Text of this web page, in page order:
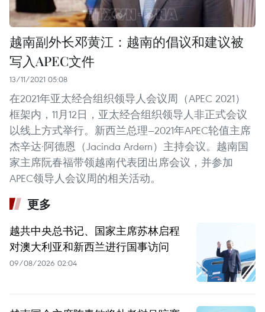
越南副外长邓黄江：越南的倡议和建议被
写入APEC文件
13/11/2021 05:08
在2021年亚太经合组织领导人会议周（APEC 2021）
框架内，11月12日，亚太经合组织领导人非正式会议
以线上方式举行。新西兰总理—2021年APEC轮值主席
杰辛达·阿德恩（Jacinda Ardern）主持会议。越南国
家主席阮春福带领越南代表团出席会议，并参加
APEC领导人会议周的相关活动。
更多
越共中央总书记、国家主席苏林启程
对澳大利亚和新西兰进行国事访问
09/08/2026 02:04